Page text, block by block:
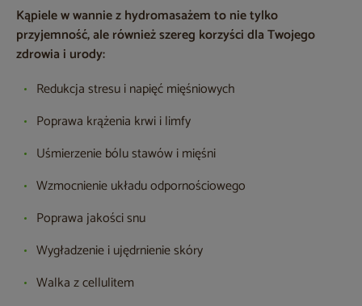
Kąpiele w wannie z hydromasażem to nie tylko
przyjemność, ale również szereg korzyści dla Twojego
zdrowia i urody:
Redukcja stresu i napięć mięśniowych
Poprawa krążenia krwi i limfy
Uśmierzenie bólu stawów i mięśni
Wzmocnienie układu odpornościowego
Poprawa jakości snu
Wygładzenie i ujędrnienie skóry
Walka z cellulitem